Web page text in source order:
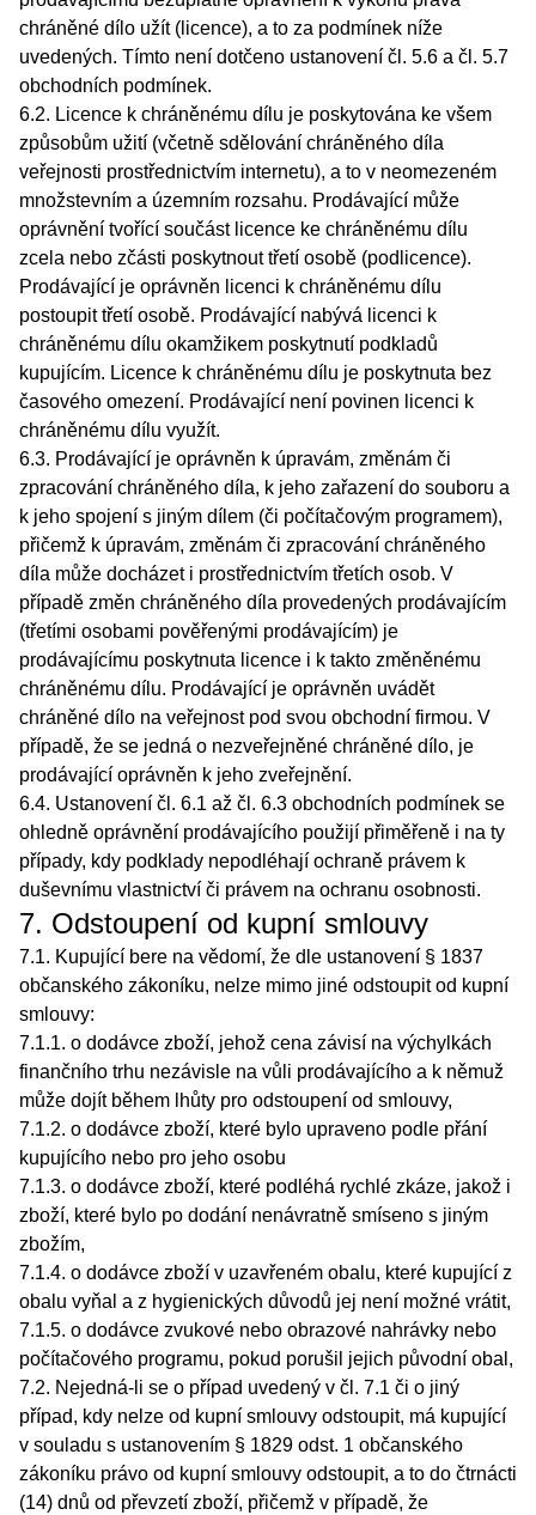
chráněné dílo užít (licence), a to za podmínek níže
uvedených. Tímto není dotčeno ustanovení čl. 5.6 a čl. 5.7
obchodních podmínek.
6.2. Licence k chráněnému dílu je poskytována ke všem
způsobům užití (včetně sdělování chráněného díla
veřejnosti prostřednictvím internetu), a to v neomezeném
množstevním a územním rozsahu. Prodávající může
oprávnění tvořící součást licence ke chráněnému dílu
zcela nebo zčásti poskytnout třetí osobě (podlicence).
Prodávající je oprávněn licenci k chráněnému dílu
postoupit třetí osobě. Prodávající nabývá licenci k
chráněnému dílu okamžikem poskytnutí podkladů
kupujícím. Licence k chráněnému dílu je poskytnuta bez
časového omezení. Prodávající není povinen licenci k
chráněnému dílu využít.
6.3. Prodávající je oprávněn k úpravám, změnám či
zpracování chráněného díla, k jeho zařazení do souboru a
k jeho spojení s jiným dílem (či počítačovým programem),
přičemž k úpravám, změnám či zpracování chráněného
díla může docházet i prostřednictvím třetích osob. V
případě změn chráněného díla provedených prodávajícím
(třetími osobami pověřenými prodávajícím) je
prodávajícímu poskytnuta licence i k takto změněnému
chráněnému dílu. Prodávající je oprávněn uvádět
chráněné dílo na veřejnost pod svou obchodní firmou. V
případě, že se jedná o nezveřejněné chráněné dílo, je
prodávající oprávněn k jeho zveřejnění.
6.4. Ustanovení čl. 6.1 až čl. 6.3 obchodních podmínek se
ohledně oprávnění prodávajícího použijí přiměřeně i na ty
případy, kdy podklady nepodléhají ochraně právem k
duševnímu vlastnictví či právem na ochranu osobnosti.
7. Odstoupení od kupní smlouvy
7.1. Kupující bere na vědomí, že dle ustanovení § 1837
občanského zákoníku, nelze mimo jiné odstoupit od kupní
smlouvy:
7.1.1. o dodávce zboží, jehož cena závisí na výchylkách
finančního trhu nezávisle na vůli prodávajícího a k němuž
může dojít během lhůty pro odstoupení od smlouvy,
7.1.2. o dodávce zboží, které bylo upraveno podle přání
kupujícího nebo pro jeho osobu
7.1.3. o dodávce zboží, které podléhá rychlé zkáze, jakož i
zboží, které bylo po dodání nenávratně smíseno s jiným
zbožím,
7.1.4. o dodávce zboží v uzavřeném obalu, které kupující z
obalu vyňal a z hygienických důvodů jej není možné vrátit,
7.1.5. o dodávce zvukové nebo obrazové nahrávky nebo
počítačového programu, pokud porušil jejich původní obal,
7.2. Nejedná-li se o případ uvedený v čl. 7.1 či o jiný
případ, kdy nelze od kupní smlouvy odstoupit, má kupující
v souladu s ustanovením § 1829 odst. 1 občanského
zákoníku právo od kupní smlouvy odstoupit, a to do čtrnácti
(14) dnů od převzetí zboží, přičemž v případě, že